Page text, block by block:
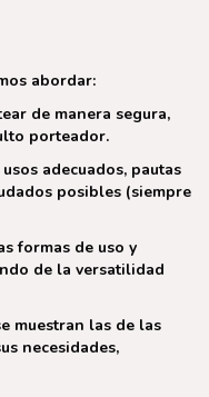
abordar:
de manera segura,
porteador.
adecuados, pautas
posibles (siempre
formas de uso y
de la versatilidad
muestran las de las
necesidades,